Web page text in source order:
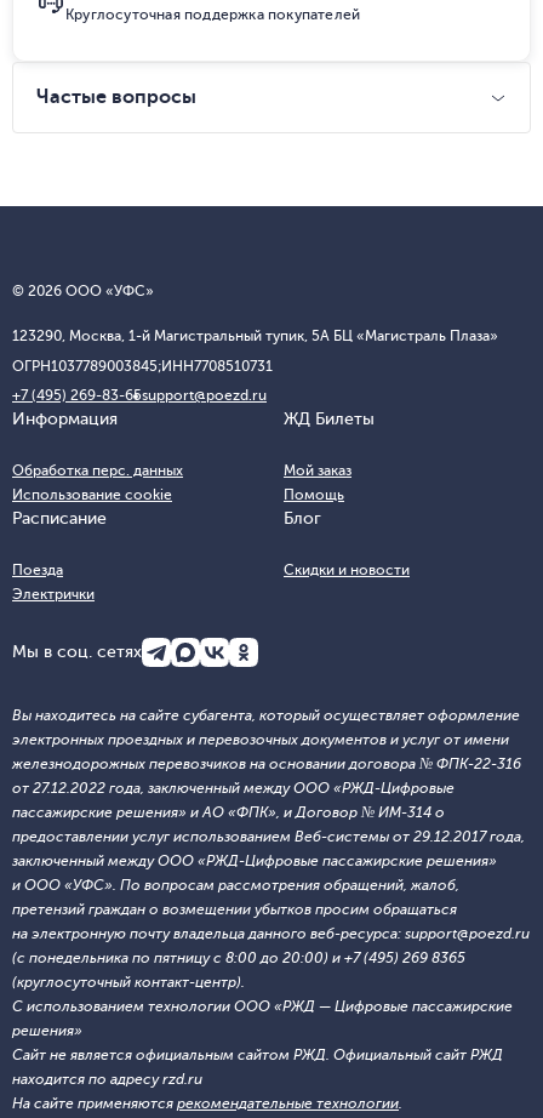
Круглосуточная поддержка покупателей
Частые вопросы
© 2026 ООО «УФС»
123290, Москва, 1-й Магистральный тупик, 5А БЦ «Магистраль Плаза»
ОГРН1037789003845;ИНН7708510731
+7 (495) 269-83-65support@poezd.ru
Информация
Обработка перс. данных
Использование cookie
ЖД Билеты
Мой заказ
Помощь
Расписание
Поезда
Электрички
Блог
Скидки и новости
Мы в соц. сетях
Вы находитесь на сайте субагента, который осуществляет оформление
электронных проездных и перевозочных документов и услуг от имени
железнодорожных перевозчиков на основании договора № ФПК-22-316
от 27.12.2022 года, заключенный между ООО «РЖД-Цифровые
пассажирские решения» и АО «ФПК», и Договор № ИМ-314 о
предоставлении услуг использованием Веб-системы от 29.12.2017 года,
заключенный между ООО «РЖД-Цифровые пассажирские решения»
и ООО «УФС». По вопросам рассмотрения обращений, жалоб,
претензий граждан о возмещении убытков просим обращаться
на электронную почту владельца данного веб-ресурса: support@poezd.ru
(с понедельника по пятницу с 8:00 до 20:00) и +7 (495) 269 8365
(круглосуточный контакт-центр).
С использованием технологии ООО «РЖД — Цифровые пассажирские
решения»
Сайт не является официальным сайтом РЖД. Официальный сайт РЖД
находится по адресу rzd.ru
На сайте применяются рекомендательные технологии.